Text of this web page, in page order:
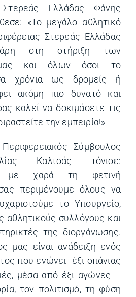
Στερεάς Ελλάδας Φάνης
«Το μεγάλο αθλητικό
Στερεάς Ελλάδας
στη στήριξη των
και όλων όσοι το
χρόνια ως δρομείς ή
ακόμη πιο δυνατό και
καλεί να δοκιμάσετε τις
την εμπειρία!»
Σύμβουλος
Καλτσάς τόνισε:
με χαρά τη φετινή
περιμένουμε όλους να
το Υπουργείο,
αθλητικούς συλλόγους και
της διοργάνωσης.
μας είναι ανάδειξη ενός
που ενώνει έξι σπάνιας
μέσα από έξι αγώνες –
τον πολιτισμό, τη φύση